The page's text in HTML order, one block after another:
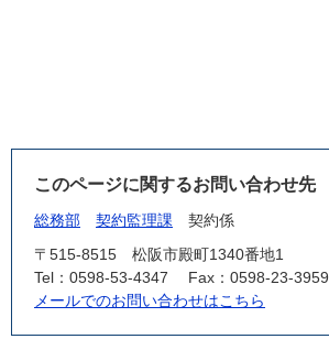
このページに関するお問い合わせ先
総務部 契約監理課
契約係
〒515-8515
松阪市殿町1340番地1
Tel：0598-53-4347
Fax：0598-23-3959
メールでのお問い合わせはこちら